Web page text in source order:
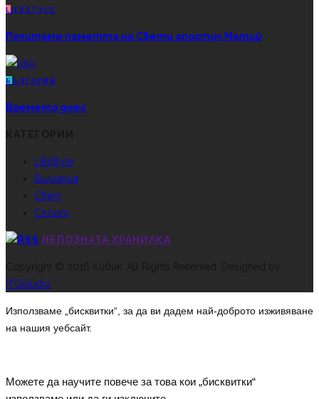
L IFESTYLE
Почитаме паметта на Свети апостол Матий
Б ЪЛГАРИЯ
Времето днес
LifeStyle
България
Свят
Спорт
НЕПОЗНАТА ХРАНИЛКА
Copyright © 2016 Кибик. All Rights Reserved. Designed by
ITGstudio
Използваме „бисквитки“, за да ви дадем най-доброто изживяване
на нашия уебсайт.
Можете да научите повече за това кои „бисквитки“